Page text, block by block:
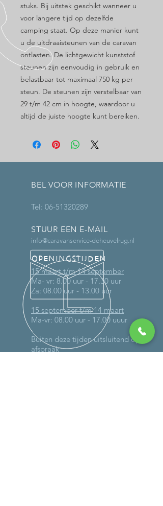
stuks. Bij uitstek geschikt wanneer u
voor langere tijd op dezelfde
camping staat. Op deze manier kunt
u de uitdraaisteunen van de caravan
ontlasten. De lichtgewicht kunststof
steunen zijn eenvoudig in gebruik en
belastbaar tot maximaal 750 kg per
steun. De steunen zijn verstelbaar van
29 t/m 42 cm in hoogte, waardoor u
altijd de juiste hoogte kunt bereiken.
BEL VOOR INFORMATIE
Tel: 06-51320289
STUUR EEN E-MAIL
info@caravanservice-deheuvelrug.nl
OPENINGSTIJDEN
15 maart t/m 14 september
Ma- vr: 8.00 uur - 17.30 uur
Za: 08.00 uur - 13.00 uur
15 september t/m 14 maart
Ma-vr: 08.00 uur - 17.00 uuur
Buiten deze tijden uitsluitend op
afspraak